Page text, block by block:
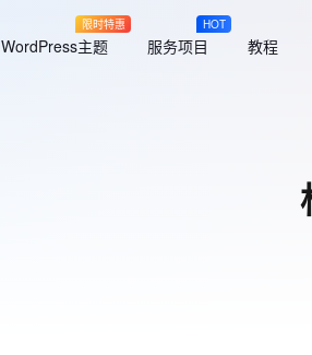
WordPress主题
限时特惠
服务项目
HOT
教程